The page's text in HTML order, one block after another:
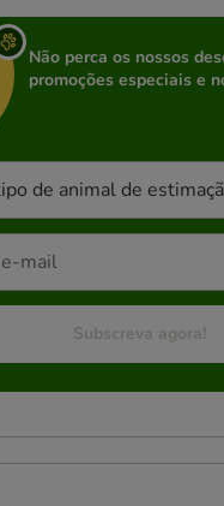
Não perca os nossos
promoções especiais e
de animal de
Subscreva agora!